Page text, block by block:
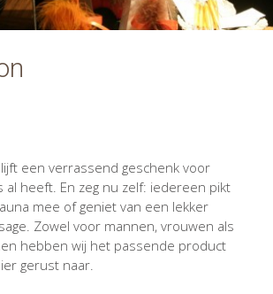
een verrassend geschenk voor
al heeft. En zeg nu zelf: iedereen pikt
mee of geniet van een lekker
Zowel voor mannen, vrouwen als
hebben wij het passende product
gerust naar.